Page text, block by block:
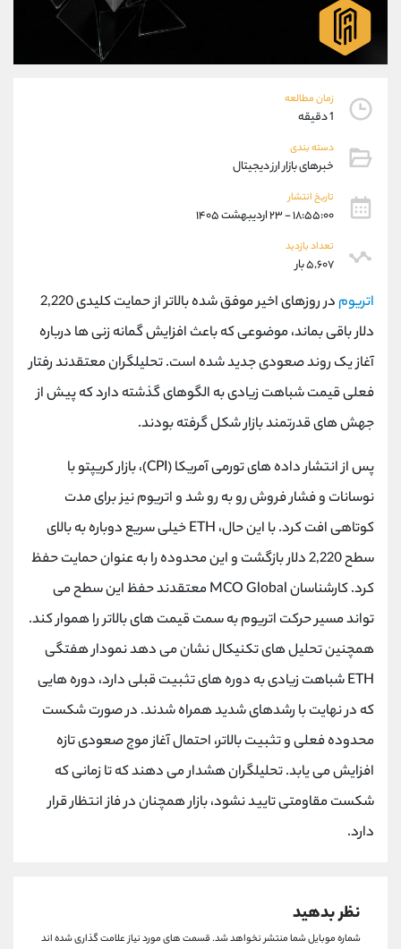
زمان مطالعه
1 دقیقه
دسته بندی
خبرهای بازار ارز دیجیتال
تاریخ انتشار
۱۸:۵۵:۰۰ - ۲۳ اردیبهشت ۱۴۰۵
تعداد بازدید
۵,۶۰۷ بار
اتریوم
در روزهای اخیر موفق شده بالاتر از حمایت کلیدی 2,220
دلار باقی بماند، موضوعی که باعث افزایش گمانه زنی ها درباره
آغاز یک روند صعودی جدید شده است. تحلیلگران معتقدند رفتار
فعلی قیمت شباهت زیادی به الگوهای گذشته دارد که پیش از
جهش های قدرتمند بازار شکل گرفته بودند.
پس از انتشار داده های تورمی آمریکا (CPI)، بازار کریپتو با
نوسانات و فشار فروش رو به‌ رو شد و اتریوم نیز برای مدت
کوتاهی افت کرد. با این حال، ETH خیلی سریع دوباره به بالای
سطح 2,220 دلار بازگشت و این محدوده را به عنوان حمایت حفظ
کرد. کارشناسان MCO Global معتقدند حفظ این سطح می
تواند مسیر حرکت اتریوم به سمت قیمت های بالاتر را هموار کند.
همچنین تحلیل های تکنیکال نشان می دهد نمودار هفتگی
ETH شباهت زیادی به دوره های تثبیت قبلی دارد، دوره هایی
که در نهایت با رشدهای شدید همراه شدند. در صورت شکست
محدوده فعلی و تثبیت بالاتر، احتمال آغاز موج صعودی تازه
افزایش می یابد. تحلیلگران هشدار می دهند که تا زمانی که
شکست مقاومتی تایید نشود، بازار همچنان در فاز انتظار قرار
دارد.
نظر بدهید
شماره موبایل شما منتشر نخواهد شد.قسمت های مورد نیاز علامت گذاری شده اند
09304891085
واتساپ شروع گفتگو
تلگرام @Armteam_admin_103
پشتیبان فروش
موبایل
واتساپ
تلگرام
داخلی
اطلاعات تماس
تلفن 021-22021030
بدون پیش شماره 90001030
اینستاگرام @alireza.mehrabii
کانال تلگرام @alirezamehrabi_com